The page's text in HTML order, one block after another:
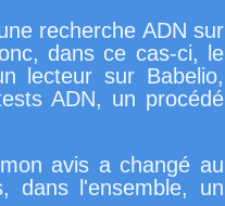
recherche ADN sur
dans ce cas-ci, le
lecteur sur Babelio,
ADN, un procédé
avis a changé au
dans l'ensemble, un